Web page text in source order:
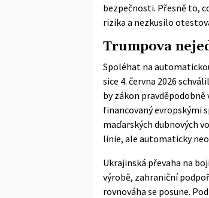
bezpečnosti. Přesně to,
rizika a nezkusilo
Trumpova
Spoléhat na
sice 4. června 2026
by zákon
financovaný evropskými
maďarských dubnových
linie, ale automaticky
Ukrajinská převaha na
výrobě, zahraniční
rovnováha se posune.